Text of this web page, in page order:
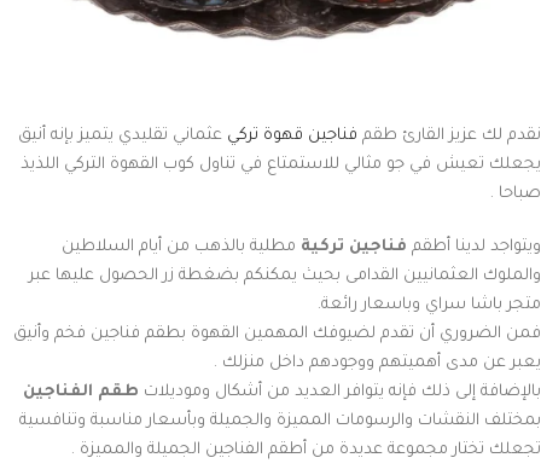
نقدم لك عزيز القارئ طقم فناجين قهوة تركي عثماني تقليدي يتميز بإنه أنيق
يجعلك تعيش في جو مثالي للاستمتاع في تناول كوب القهوة التركي اللذيذ
صباحا .
ويتواجد لدينا أطقم فناجين تركية مطلية بالذهب من أيام السلاطين
والملوك العثمانيين القدامى بحيث يمكنكم بضغطة زر الحصول عليها عبر
متجر باشا سراي وباسعار رائعة.
فمن الضروري أن تقدم لضيوفك المهمين القهوة بطقم فناجين فخم وأنيق
يعبر عن مدى أهميتهم ووجودهم داخل منزلك .
بالإضافة إلى ذلك فإنه يتوافر العديد من أشكال وموديلات طقم الفناجين
بمختلف النقشات والرسومات المميزة والجميلة وبأسعار مناسبة وتنافسية
تجعلك تختار مجموعة عديدة من أطقم الفناجين الجميلة والمميزة .